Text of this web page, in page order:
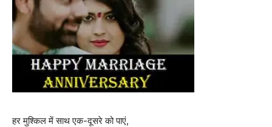
हर मुश्किल में साथ एक-दूसरे को पाएं,